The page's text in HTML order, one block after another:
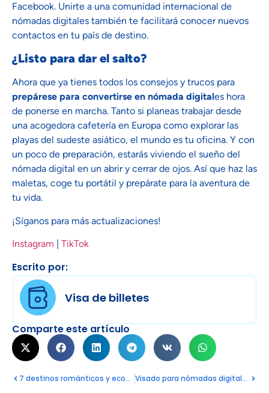
Facebook. Unirte a una comunidad internacional de
nómadas digitales también te facilitará conocer nuevos
contactos en tu país de destino.
¿Listo para dar el salto?
Ahora que ya tienes todos los consejos y trucos para
prepárese para convertirse en nómada digitales hora
de ponerse en marcha. Tanto si planeas trabajar desde
una acogedora cafetería en Europa como explorar las
playas del sudeste asiático, el mundo es tu oficina. Y con
un poco de preparación, estarás viviendo el sueño del
nómada digital en un abrir y cerrar de ojos. Así que haz las
maletas, coge tu portátil y prepárate para la aventura de
tu vida.
¡Síganos para más actualizaciones!
Instagram TikTok
Escrito por:
Visa de billetes
Comparte este artículo
7 destinos románticos y económicos para pasar unas vacaciones en pareja en Europa Visado para nómadas digitales en Tailandia: 7 sorprendentes ventajas para los trabajadores a distancia